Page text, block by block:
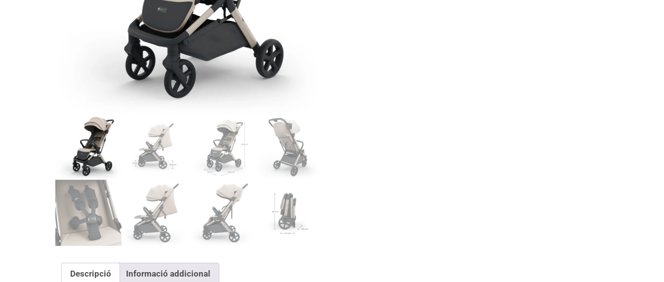
Descripció Informació addicional